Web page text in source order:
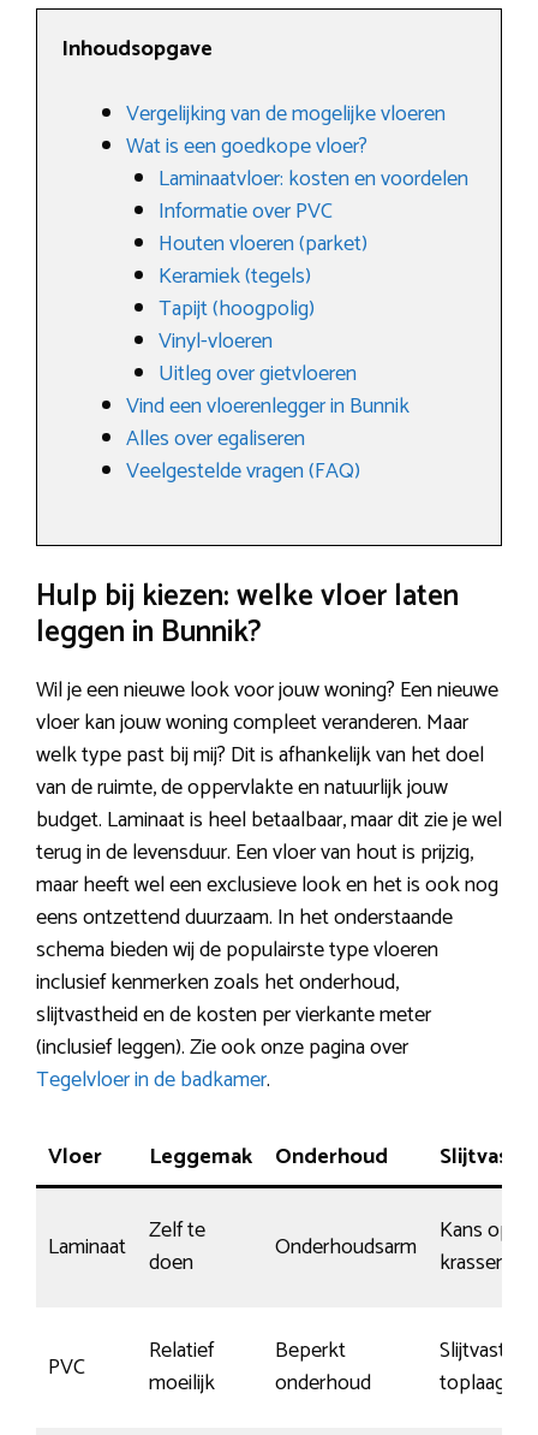
Inhoudsopgave
Vergelijking van de mogelijke vloeren
Wat is een goedkope vloer?
Laminaatvloer: kosten en voordelen
Informatie over PVC
Houten vloeren (parket)
Keramiek (tegels)
Tapijt (hoogpolig)
Vinyl-vloeren
Uitleg over gietvloeren
Vind een vloerenlegger in Bunnik
Alles over egaliseren
Veelgestelde vragen (FAQ)
Hulp bij kiezen: welke vloer laten
leggen in Bunnik?
Wil je een nieuwe look voor jouw woning? Een nieuwe
vloer kan jouw woning compleet veranderen. Maar
welk type past bij mij? Dit is afhankelijk van het doel
van de ruimte, de oppervlakte en natuurlijk jouw
budget. Laminaat is heel betaalbaar, maar dit zie je wel
terug in de levensduur. Een vloer van hout is prijzig,
maar heeft wel een exclusieve look en het is ook nog
eens ontzettend duurzaam. In het onderstaande
schema bieden wij de populairste type vloeren
inclusief kenmerken zoals het onderhoud,
slijtvastheid en de kosten per vierkante meter
(inclusief leggen). Zie ook onze pagina over
Tegelvloer in de badkamer.
Vloer Leggemak Onderhoud
Laminaat
Zelf te
doen
Onderhoudsarm
Kans op
krassen
PVC
Relatief
moeilijk
Beperkt
onderhoud
Slijtvaste
toplaag